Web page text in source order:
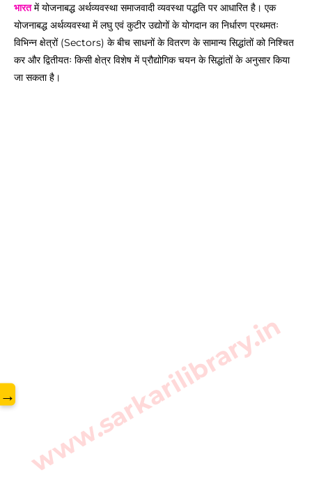
भारतमें योजनाबद्ध अर्थव्यवस्था समाजवादी व्यवस्था पद्धति पर आधारित है। एक
योजनाबद्ध अर्थव्यवस्था में लघु एवं कुटीर उद्योगों के योगदान का निर्धारण प्रथमतः
विभिन्न क्षेत्रों (Sectors) के बीच साधनों के वितरण के सामान्य सिद्धांतों को निश्चित
कर और द्वितीयतः किसी क्षेत्र विशेष में प्रौद्योगिक चयन के सिद्धांतों के अनुसार किया
जा सकता है।
www.sarkarilibrary.in
→